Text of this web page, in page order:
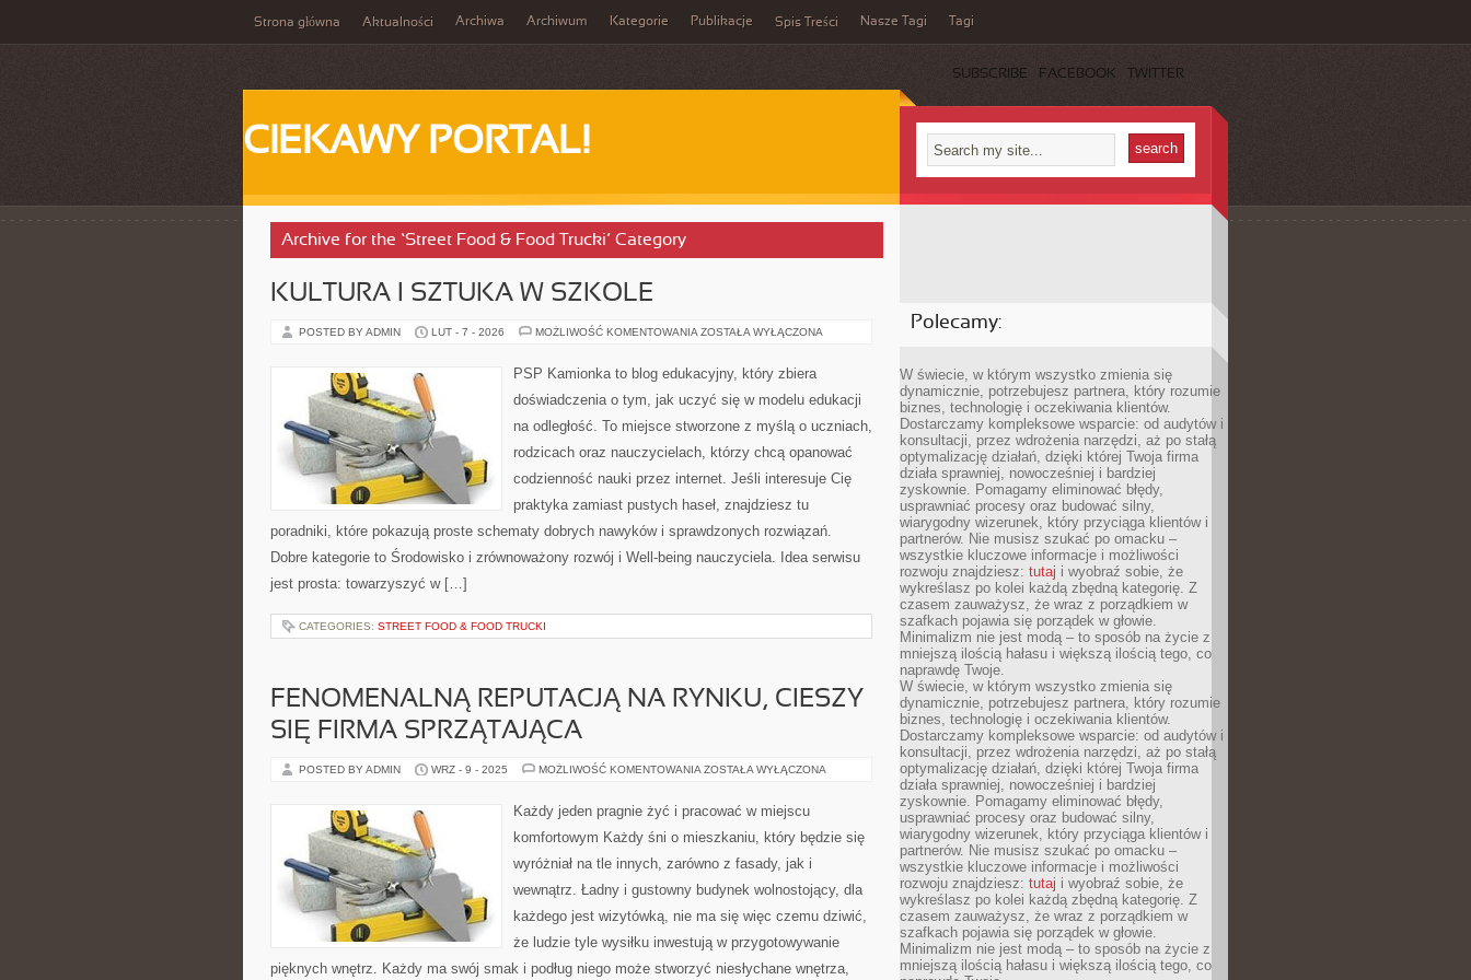
Strona główna Aktualności Archiwa Archiwum Kategorie Publikacje Spis Treści Nasze Tagi Tagi
SUBSCRIBE FACEBOOK TWITTER
CIEKAWY PORTAL!
Archive for the ‘Street Food & Food Trucki’ Category
KULTURA I SZTUKA W SZKOLE
POSTED BY ADMIN LUT - 7 - 2026 MOŻLIWOŚĆ KOMENTOWANIA KULTURA
SZKOLE
ZOSTAŁA WYŁĄCZONA
PSP Kamionka to blog edukacyjny, który zbiera
doświadczenia o tym, jak uczyć się w modelu edukacji
na odległość. To miejsce stworzone z myślą o uczniach,
rodzicach oraz nauczycielach, którzy chcą opanować
codzienność nauki przez internet. Jeśli interesuje Cię
praktyka zamiast pustych haseł, znajdziesz tu
poradniki, które pokazują proste schematy dobrych nawyków i sprawdzonych rozwiązań.
Dobre kategorie to Środowisko i zrównoważony rozwój i Well-being nauczyciela. Idea serwisu
jest prosta: towarzyszyć w […]
CATEGORIES: STREET FOOD & FOOD TRUCKI
FENOMENALNĄ REPUTACJĄ NA RYNKU, CIESZY
SIĘ FIRMA SPRZĄTAJĄCA
POSTED BY ADMIN WRZ - 9 - 2025 MOŻLIWOŚĆ KOMENTOWANIA FENOMENALNĄ
RYNKU,
CIESZY
FIRMA
ZOSTAŁA WYŁĄCZONA
Każdy jeden pragnie żyć i pracować w miejscu
komfortowym Każdy śni o mieszkaniu, który będzie się
wyróżniał na tle innych, zarówno z fasady, jak i
wewnątrz. Ładny i gustowny budynek wolnostojący, dla
każdego jest wizytówką, nie ma się więc czemu dziwić,
że ludzie tyle wysiłku inwestują w przygotowywanie
pięknych wnętrz. Każdy ma swój smak i podług niego może stworzyć niesłychane wnętrza,
Polecamy:
W świecie, w którym wszystko zmienia się
dynamicznie, potrzebujesz partnera, który rozumie
biznes, technologię i oczekiwania klientów.
Dostarczamy kompleksowe wsparcie: od audytów i
konsultacji, przez wdrożenia narzędzi, aż po stałą
optymalizację działań, dzięki której Twoja firma
działa sprawniej, nowocześniej i bardziej
zyskownie. Pomagamy eliminować błędy,
usprawniać procesy oraz budować silny,
wiarygodny wizerunek, który przyciąga klientów i
partnerów. Nie musisz szukać po omacku –
wszystkie kluczowe informacje i możliwości
rozwoju znajdziesz: tutaj i wyobraź sobie, że
wykreślasz po kolei każdą zbędną kategorię. Z
czasem zauważysz, że wraz z porządkiem w
szafkach pojawia się porządek w głowie.
Minimalizm nie jest modą – to sposób na życie z
mniejszą ilością hałasu i większą ilością tego, co
naprawdę Twoje.
W świecie, w którym wszystko zmienia się
dynamicznie, potrzebujesz partnera, który rozumie
biznes, technologię i oczekiwania klientów.
Dostarczamy kompleksowe wsparcie: od audytów i
konsultacji, przez wdrożenia narzędzi, aż po stałą
optymalizację działań, dzięki której Twoja firma
działa sprawniej, nowocześniej i bardziej
zyskownie. Pomagamy eliminować błędy,
usprawniać procesy oraz budować silny,
wiarygodny wizerunek, który przyciąga klientów i
partnerów. Nie musisz szukać po omacku –
wszystkie kluczowe informacje i możliwości
rozwoju znajdziesz: tutaj i wyobraź sobie, że
wykreślasz po kolei każdą zbędną kategorię. Z
czasem zauważysz, że wraz z porządkiem w
szafkach pojawia się porządek w głowie.
Minimalizm nie jest modą – to sposób na życie z
mniejszą ilością hałasu i większą ilością tego, co